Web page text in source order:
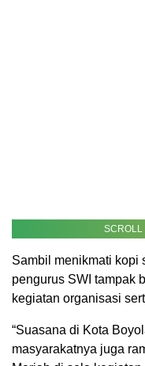
SCROLL
Sambil menikmati kopi
pengurus SWI tampak
kegiatan organisasi
“Suasana di Kota
masyarakatnya juga